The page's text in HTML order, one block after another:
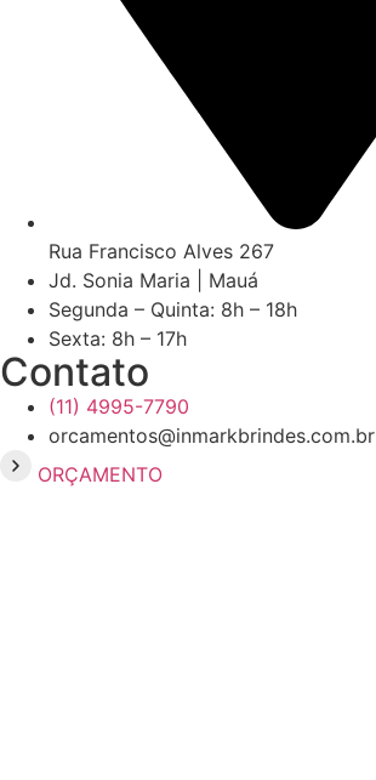
Rua Francisco Alves 267
Jd. Sonia Maria | Mauá
Segunda – Quinta: 8h – 18h
Sexta: 8h – 17h
Contato
(11) 4995-7790
orcamentos@inmarkbrindes.com.br
ORÇAMENTO